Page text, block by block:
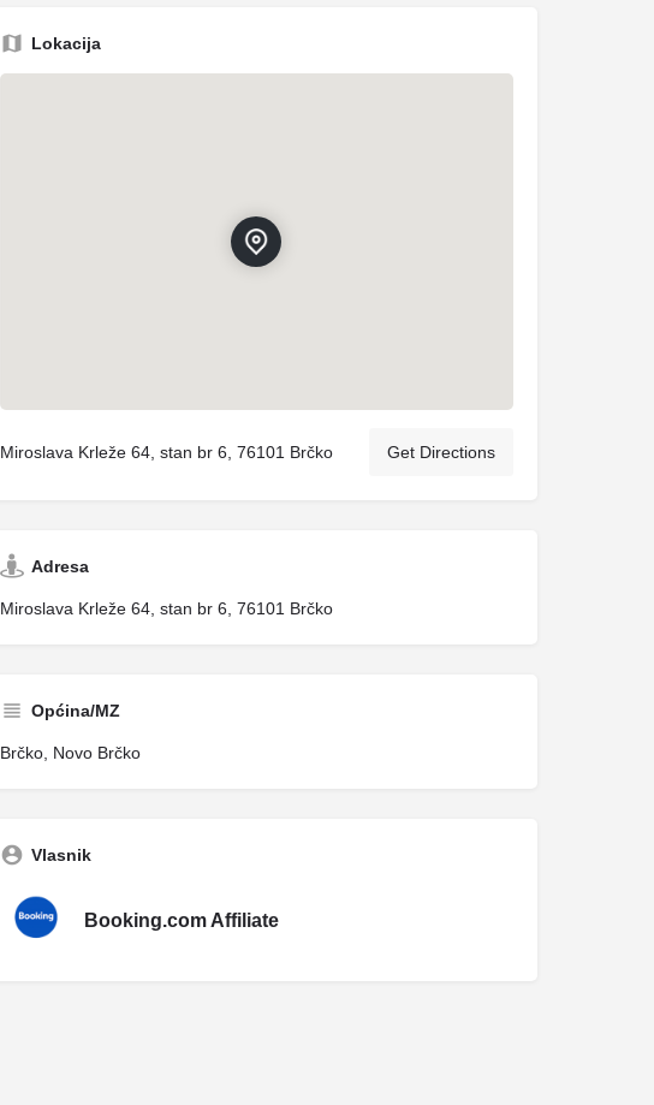
Lokacija
Miroslava Krleže 64, stan br 6, 76101 Brčko Get Directions
Adresa
Miroslava Krleže 64, stan br 6, 76101 Brčko
Općina/MZ
Brčko, Novo Brčko
Vlasnik
Booking.com Affiliate